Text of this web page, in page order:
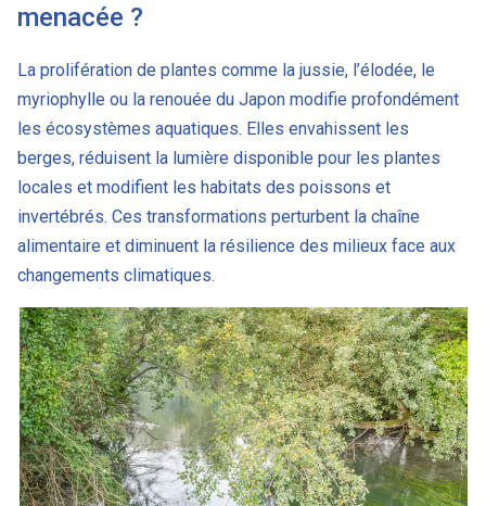
menacée ?
La prolifération de plantes comme la jussie, l’élodée, le
myriophylle ou la renouée du Japon modifie profondément
les écosystèmes aquatiques. Elles envahissent les
berges, réduisent la lumière disponible pour les plantes
locales et modifient les habitats des poissons et
invertébrés. Ces transformations perturbent la chaîne
alimentaire et diminuent la résilience des milieux face aux
changements climatiques.